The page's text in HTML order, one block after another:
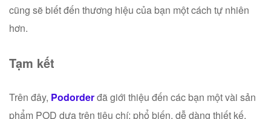
cũng sẽ biết đến thương hiệu của bạn một cách tự nhiên
hơn.
Tạm kết
Trên đây, Podorderđã giới thiệu đến các bạn một vài sản
phẩm POD dựa trên tiêu chí: phổ biến, dễ dàng thiết kế,